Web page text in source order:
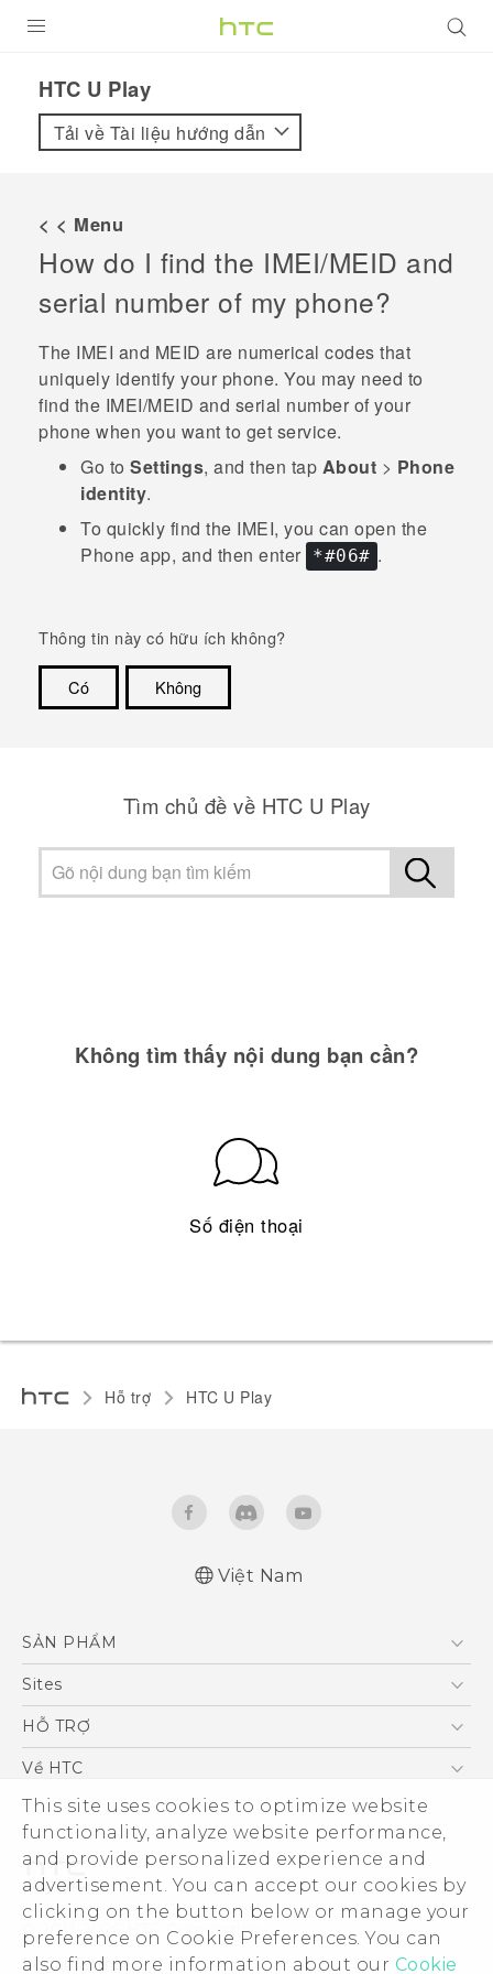
This site uses cookies to optimize website
functionality, analyze website performance,
and provide personalized experience and
advertisement. You can accept our cookies by
clicking on the button below or manage your
preference on Cookie Preferences. You can
also find more information about our Cookie
VIVE
VIVERSE
ỨNG DỤNG
HỖ TRỢ
HTC U Play‎
Tải về Tài liệu hướng dẫn
< < Menu
How do I find the IMEI/MEID and
serial number of my phone?
The IMEI and MEID are numerical codes that
uniquely identify your phone. You may need to
find the IMEI‍/‍MEID and serial number of your
phone when you want to get service.
Go to Settings, and then tap About > Phone
identity.
To quickly find the IMEI, you can open the
Phone app, and then enter *#06# .
Thông tin này có hữu ích không?
Có
Không
Tìm chủ đề về HTC U Play
Không tìm thấy nội dung bạn cần?
Số điện thoại
Hỗ trợ HTC U Play‎
Việt Nam
SẢN PHẨM
5G
Điện Thoại Thông Minh
VIVE
Sites
HTC Dev
HỖ TRỢ
Trung tâm hỗ trợ
Hỗ trợ bảo hành HTC
Về HTC
ESG
Nhà đầu tư
Làm việc tại HTC
Chính sách bảo mật
Bảo mật sản phẩm
© 2011-2026 HTC Corporation
Legal Terms